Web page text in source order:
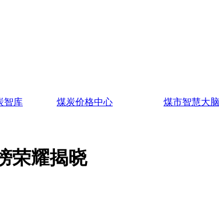
智库 煤炭价格中心 煤市智慧大脑
荣耀揭晓